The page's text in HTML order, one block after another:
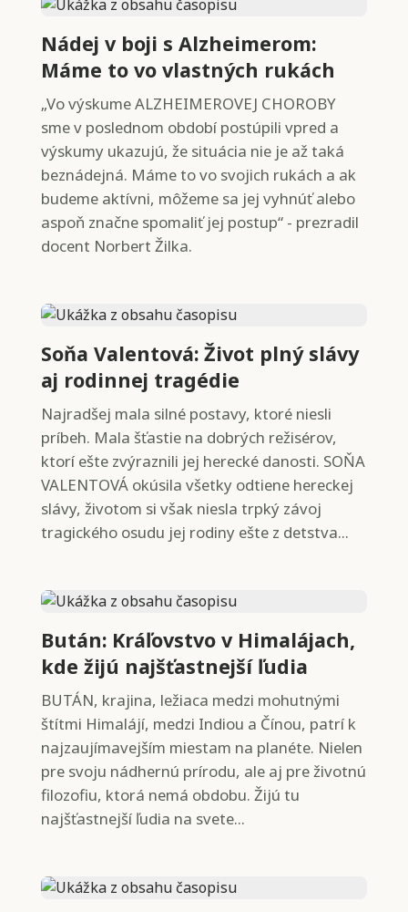
Nádej v boji s Alzheimerom:
Máme to vo vlastných rukách
„Vo výskume ALZHEIMEROVEJ CHOROBY
sme v poslednom období postúpili vpred a
výskumy ukazujú, že situácia nie je až taká
beznádejná. Máme to vo svojich rukách a ak
budeme aktívni, môžeme sa jej vyhnúť alebo
aspoň značne spomaliť jej postup“ - prezradil
docent Norbert Žilka.
Soňa Valentová: Život plný slávy
aj rodinnej tragédie
Najradšej mala silné postavy, ktoré niesli
príbeh. Mala šťastie na dobrých režisérov,
ktorí ešte zvýraznili jej herecké danosti. SOŇA
VALENTOVÁ okúsila všetky odtiene hereckej
slávy, životom si však niesla trpký závoj
tragického osudu jej rodiny ešte z detstva...
Bután: Kráľovstvo v Himalájach,
kde žijú najšťastnejší ľudia
BUTÁN, krajina, ležiaca medzi mohutnými
štítmi Himalájí, medzi Indiou a Čínou, patrí k
najzaujímavejším miestam na planéte. Nielen
pre svoju nádhernú prírodu, ale aj pre životnú
filozofiu, ktorá nemá obdobu. Žijú tu
najšťastnejší ľudia na svete...